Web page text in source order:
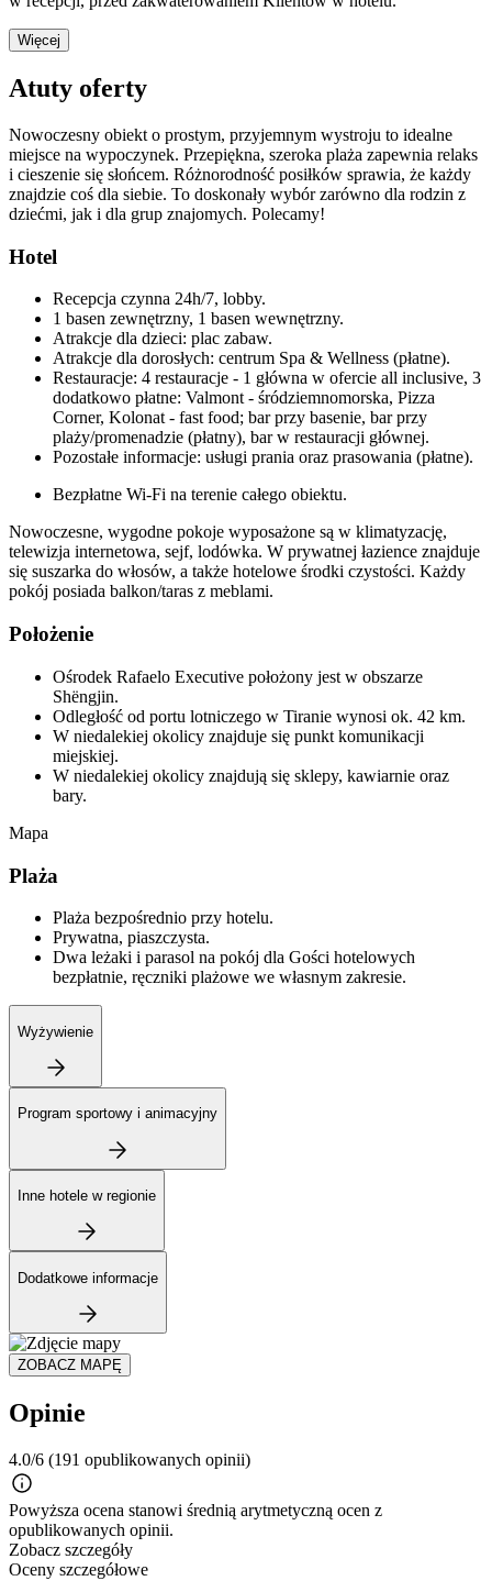
Więcej
Atuty oferty
Nowoczesny obiekt o prostym, przyjemnym wystroju to idealne
miejsce na wypoczynek. Przepiękna, szeroka plaża zapewnia relaks
i cieszenie się słońcem. Różnorodność posiłków sprawia, że każdy
znajdzie coś dla siebie. To doskonały wybór zarówno dla rodzin z
dziećmi, jak i dla grup znajomych. Polecamy!
Hotel
Recepcja czynna 24h/7, lobby.
1 basen zewnętrzny, 1 basen wewnętrzny.
Atrakcje dla dzieci: plac zabaw.
Atrakcje dla dorosłych: centrum Spa & Wellness (płatne).
Restauracje: 4 restauracje - 1 główna w ofercie all inclusive, 3
dodatkowo płatne: Valmont - śródziemnomorska, Pizza
Corner, Kolonat - fast food; bar przy basenie, bar przy
plaży/promenadzie (płatny), bar w restauracji głównej.
Pozostałe informacje: usługi prania oraz prasowania (płatne).
Bezpłatne Wi-Fi na terenie całego obiektu.
Nowoczesne, wygodne pokoje wyposażone są w klimatyzację,
telewizja internetowa, sejf, lodówka. W prywatnej łazience znajduje
się suszarka do włosów, a także hotelowe środki czystości. Każdy
pokój posiada balkon/taras z meblami.
Położenie
Ośrodek Rafaelo Executive położony jest w obszarze
Shëngjin.
Odległość od portu lotniczego w Tiranie wynosi ok. 42 km.
W niedalekiej okolicy znajduje się punkt komunikacji
miejskiej.
W niedalekiej okolicy znajdują się sklepy, kawiarnie oraz
bary.
Mapa
Plaża
Plaża bezpośrednio przy hotelu.
Prywatna, piaszczysta.
Dwa leżaki i parasol na pokój dla Gości hotelowych
bezpłatnie, ręczniki plażowe we własnym zakresie.
Wyżywienie
Program sportowy i animacyjny
Inne hotele w regionie
Dodatkowe informacje
ZOBACZ MAPĘ
Opinie
4.0/6 (191 opublikowanych opinii)
Powyższa ocena stanowi średnią arytmetyczną ocen z
opublikowanych opinii.
Zobacz szczegóły
Oceny szczegółowe